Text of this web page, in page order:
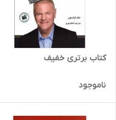
کتاب برتری خفیف
ناموجود